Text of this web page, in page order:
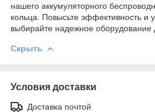
нашего аккумуляторного
кольца. Повысьте эффективность и
выбирайте надежное оборудование
Скрыть
Условия доставки
Доставка почтой